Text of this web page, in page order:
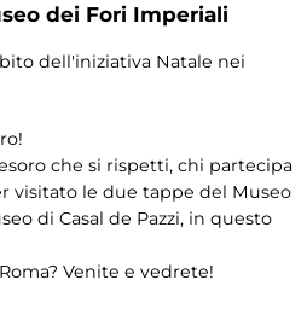
dei Fori Imperiali
dell'iniziativa Natale nei
che si rispetti, chi partecipa
visitato le due tappe del Museo
di Casal de Pazzi, in questo
Venite e vedrete!